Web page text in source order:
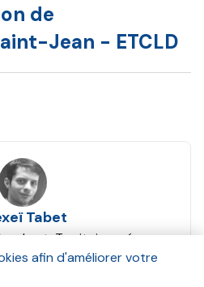
de
Jean - ETCLD
Tabet
Territoires zéro
durée (TZCLD)
2021
afin d'améliorer votre